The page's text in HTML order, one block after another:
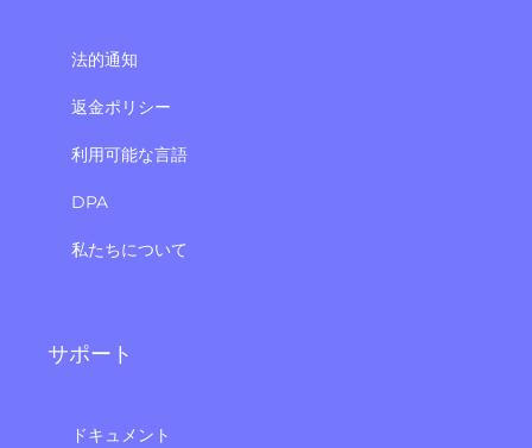
法的通知
返金ポリシー
利用可能な言語
DPA
私たちについて
サポート
ドキュメント